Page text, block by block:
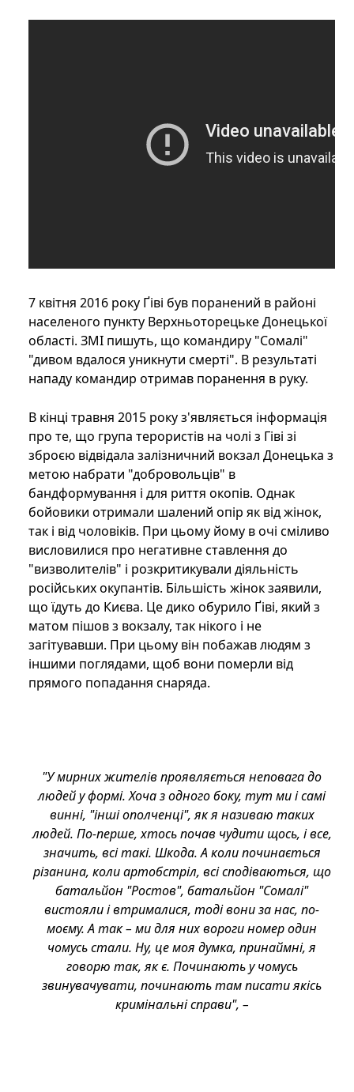
7 квітня 2016 року Ґіві був поранений в районі
населеного пункту Верхньоторецьке Донецької
області. ЗМІ пишуть, що командиру "Сомалі"
"дивом вдалося уникнути смерті". В результаті
нападу командир отримав поранення в руку.
В кінці травня 2015 року з'являється інформація
про те, що група терористів на чолі з Гіві зі
зброєю відвідала залізничний вокзал Донецька з
метою набрати "добровольців" в
бандформування і для риття окопів. Однак
бойовики отримали шалений опір як від жінок,
так і від чоловіків. При цьому йому в очі сміливо
висловилися про негативне ставлення до
"визволителів" і розкритикували діяльність
російських окупантів. Більшість жінок заявили,
що їдуть до Києва. Це дико обурило Ґіві, який з
матом пішов з вокзалу, так нікого і не
загітувавши. При цьому він побажав людям з
іншими поглядами, щоб вони померли від
прямого попадання снаряда.
"У мирних жителів проявляється неповага до
людей у формі. Хоча з одного боку, тут ми і самі
винні, "інші ополченці", як я називаю таких
людей. По-перше, хтось почав чудити щось, і все,
значить, всі такі. Шкода. А коли починається
різанина, коли артобстріл, всі сподіваються, що
батальйон "Ростов", батальйон "Сомалі"
вистояли і втрималися, тоді вони за нас, по-
моєму. А так – ми для них вороги номер один
чомусь стали. Ну, це моя думка, принаймні, я
говорю так, як є. Починають у чомусь
звинувачувати, починають там писати якісь
кримінальні справи", –